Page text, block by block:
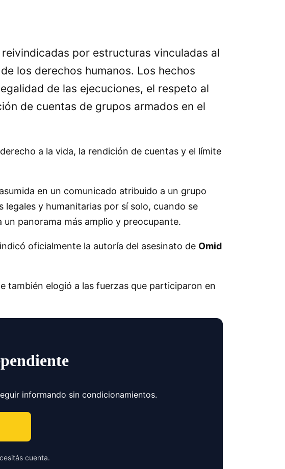
por estructuras vinculadas al
los derechos humanos. Los hechos
de las ejecuciones, el respeto al
de cuentas de grupos armados en el
a la vida, la rendición de cuentas y el límite
en un comunicado atribuido a un grupo
legales y humanitarias por sí solo, cuando se
panorama más amplio y preocupante.
oficialmente la autoría del asesinato de Omid
también elogió a las fuerzas que participaron en
informando sin condicionamientos.
cuenta.